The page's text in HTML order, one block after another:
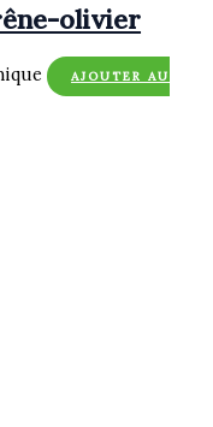
olivier
AJOUTER AU